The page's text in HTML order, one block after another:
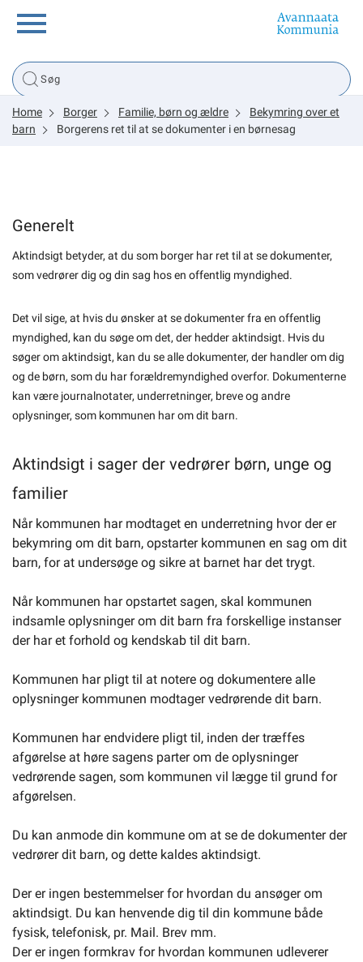
Borger
Erhverv
Tsunami
Planportal
Om kommunen
Home Borger Familie, børn og ældre
Bekymring over et
barn
Borgerens ret til at se dokumenter i en børnesag
Generelt
Aktindsigt betyder, at du som borger har ret til at se dokumenter,
som vedrører dig og din sag hos en offentlig myndighed.
Det vil sige, at hvis du ønsker at se dokumenter fra en offentlig
myndighed, kan du søge om det, der hedder aktindsigt. Hvis du
søger om aktindsigt, kan du se alle dokumenter, der handler om dig
og de børn, som du har forældremyndighed overfor. Dokumenterne
kan være journalnotater, underretninger, breve og andre
oplysninger, som kommunen har om dit barn.
Aktindsigt i sager der vedrører børn, unge og
familier
Når kommunen har modtaget en underretning hvor der er
bekymring om dit barn, opstarter kommunen en sag om dit
barn, for at undersøge og sikre at barnet har det trygt.
Når kommunen har opstartet sagen, skal kommunen
indsamle oplysninger om dit barn fra forskellige instanser
der har et forhold og kendskab til dit barn.
Kommunen har pligt til at notere og dokumentere alle
oplysninger kommunen modtager vedrørende dit barn.
Kommunen har endvidere pligt til, inden der træffes
afgørelse at høre sagens parter om de oplysninger
vedrørende sagen, som kommunen vil lægge til grund for
afgørelsen.
Du kan anmode din kommune om at se de dokumenter der
vedrører dit barn, og dette kaldes aktindsigt.
Der er ingen bestemmelser for hvordan du ansøger om
aktindsigt. Du kan henvende dig til din kommune både
fysisk, telefonisk, pr. Mail. Brev mm.
Der er ingen formkrav for hvordan kommunen udleverer